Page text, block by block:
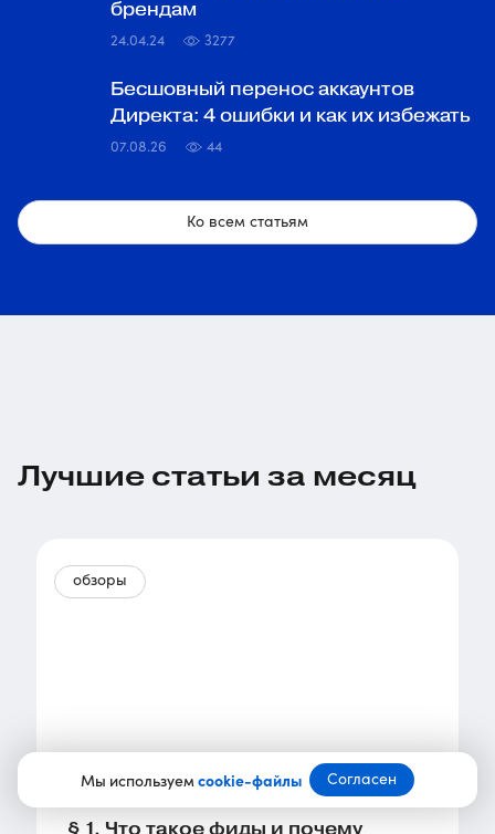
Мы используемcookie-файлы Согласен
брендам
24.04.24 3277
Бесшовный перенос аккаунтов
Директа: 4 ошибки и как их избежать
07.08.26 44
Ко всем статьям
Лучшие статьи за месяц
обзоры
§ 1. Что такое фиды и почему